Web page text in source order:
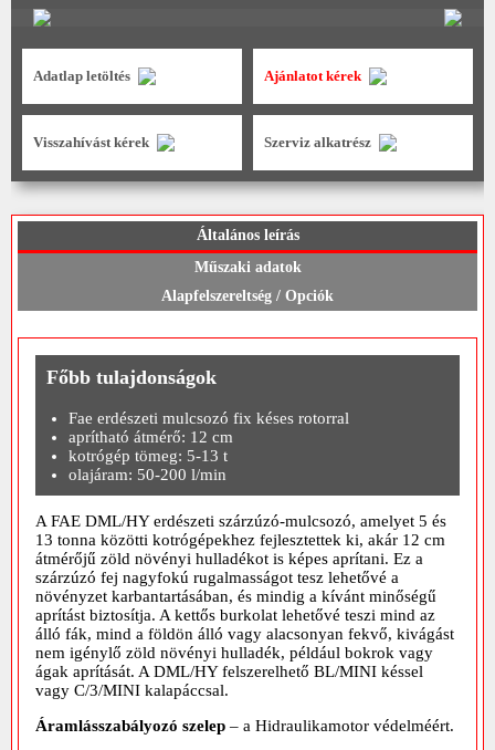
Adatlap letöltés Ajánlatot kérek
Visszahívást kérek Szerviz alkatrész
Általános leírás
Műszaki adatok
Alapfelszereltség / Opciók
Főbb tulajdonságok
Fae erdészeti mulcsozó fix késes rotorral
aprítható átmérő: 12 cm
kotrógép tömeg: 5-13 t
olajáram: 50-200 l/min
A FAE DML/HY erdészeti szárzúzó-mulcsozó, amelyet 5 és
13 tonna közötti kotrógépekhez fejlesztettek ki, akár 12 cm
átmérőjű zöld növényi hulladékot is képes aprítani. Ez a
szárzúzó fej nagyfokú rugalmasságot tesz lehetővé a
növényzet karbantartásában, és mindig a kívánt minőségű
aprítást biztosítja. A kettős burkolat lehetővé teszi mind az
álló fák, mind a földön álló vagy alacsonyan fekvő, kivágást
nem igénylő zöld növényi hulladék, például bokrok vagy
ágak aprítását. A DML/HY felszerelhető BL/MINI késsel
vagy C/3/MINI kalapáccsal.
Áramlásszabályozó szelep – a Hidraulikamotor védelméért.